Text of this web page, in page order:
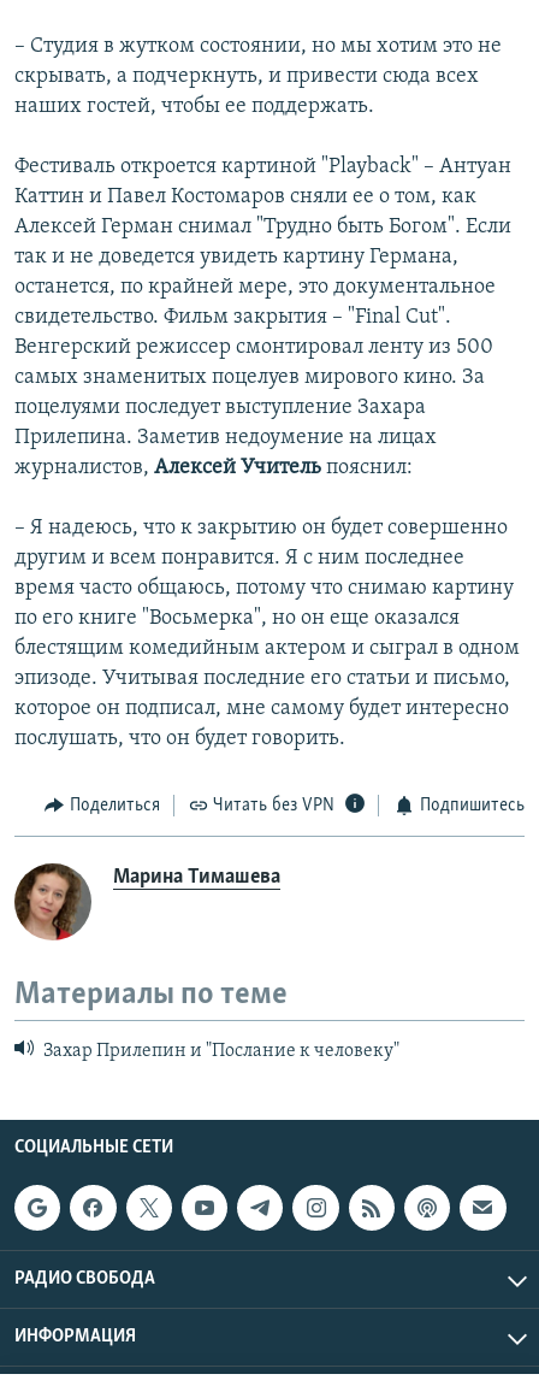
– Студия в жутком состоянии, но мы хотим это не
скрывать, а подчеркнуть, и привести сюда всех
наших гостей, чтобы ее поддержать.
Фестиваль откроется картиной "Playback" – Антуан
Каттин и Павел Костомаров сняли ее о том, как
Алексей Герман снимал "Трудно быть Богом". Если
так и не доведется увидеть картину Германа,
останется, по крайней мере, это документальное
свидетельство. Фильм закрытия – "Final Cut".
Венгерский режиссер смонтировал ленту из 500
самых знаменитых поцелуев мирового кино. За
поцелуями последует выступление Захара
Прилепина. Заметив недоумение на лицах
журналистов, Алексей Учитель пояснил:
– Я надеюсь, что к закрытию он будет совершенно
другим и всем понравится. Я с ним последнее
время часто общаюсь, потому что снимаю картину
по его книге "Восьмерка", но он еще оказался
блестящим комедийным актером и сыграл в одном
эпизоде. Учитывая последние его статьи и письмо,
которое он подписал, мне самому будет интересно
послушать, что он будет говорить.
Поделиться Читать без VPN Подпишитесь
Марина Тимашева
Материалы по теме
Захар Прилепин и "Послание к человеку"
СОЦИАЛЬНЫЕ СЕТИ
РАДИО СВОБОДА
ИНФОРМАЦИЯ